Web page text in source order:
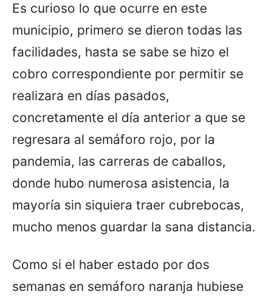
Es curioso lo que ocurre en este
municipio, primero se dieron todas las
facilidades, hasta se sabe se hizo el
cobro correspondiente por permitir se
realizara en días pasados,
concretamente el día anterior a que se
regresara al semáforo rojo, por la
pandemia, las carreras de caballos,
donde hubo numerosa asistencia, la
mayoría sin siquiera traer cubrebocas,
mucho menos guardar la sana distancia.
Como si el haber estado por dos
semanas en semáforo naranja hubiese